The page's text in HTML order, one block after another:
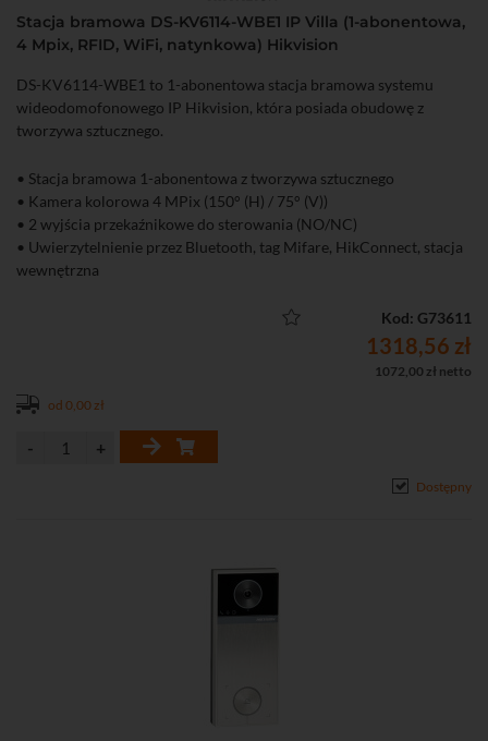
Stacja bramowa DS-KV6114-WBE1 IP Villa (1-abonentowa,
4 Mpix, RFID, WiFi, natynkowa) Hikvision
DS-KV6114-WBE1 to 1-abonentowa stacja bramowa systemu
wideodomofonowego IP Hikvision, która posiada obudowę z
tworzywa sztucznego.
• Stacja bramowa 1-abonentowa z tworzywa sztucznego
• Kamera kolorowa 4 MPix (150° (H) / 75° (V))
• 2 wyjścia przekaźnikowe do sterowania (NO/NC)
• Uwierzytelnienie przez Bluetooth, tag Mifare, HikConnect, stacja
wewnętrzna
• Możliwość bezpośredniego dodania do chmury Hik-Connect
• Interfejs Ethernet: 1 x RJ-45 10/100 Base-T, Wi-Fi (2,4 GHz),
Kod: G73611
1318,56 zł
1072,00 zł netto
od 0,00 zł
Dostępny